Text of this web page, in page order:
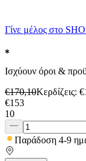
Γίνε μέλος στο
Ισχύουν όροι &
€170,10Κερδίζεις: €
€153
10
Παράδοση 4-9